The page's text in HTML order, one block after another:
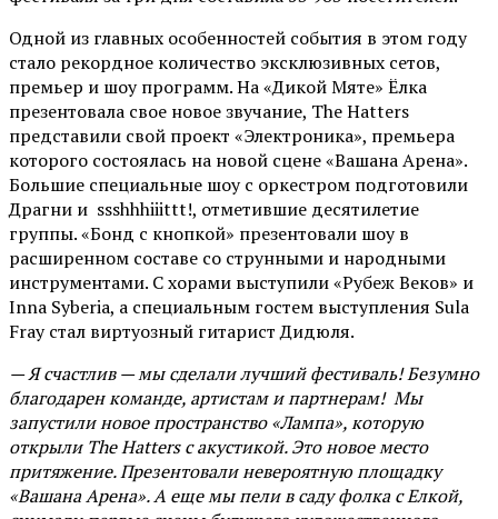
Одной из главных особенностей события в этом году
стало рекордное количество эксклюзивных сетов,
премьер и шоу программ. На «Дикой Мяте» Ёлка
презентовала свое новое звучание, The Hatters
представили свой проект «Электроника», премьера
которого состоялась на новой сцене «Вашана Арена».
Большие специальные шоу с оркестром подготовили
Драгни и ssshhhiiittt!, отметившие десятилетие
группы. «Бонд с кнопкой» презентовали шоу в
расширенном составе со струнными и народными
инструментами. С хорами выступили «Рубеж Веков» и
Inna Syberia, а специальным гостем выступления Sula
Fray стал виртуозный гитарист Дидюля.
— Я счастлив — мы сделали лучший фестиваль! Безумно
благодарен команде, артистам и партнерам! Мы
запустили новое пространство «Лампа», которую
открыли The Hatters с акустикой. Это новое место
притяжение. Презентовали невероятную площадку
«Вашана Арена». А еще мы пели в саду фолка с Елкой,